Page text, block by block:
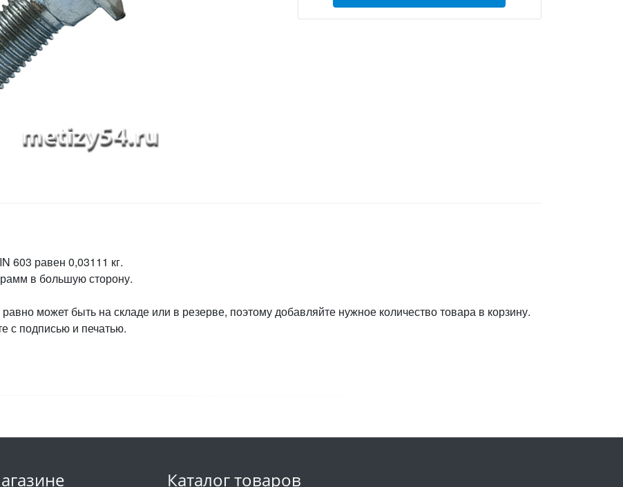
603 равен 0,03111 кг.
в большую сторону.
может быть на складе или в резерве, поэтому добавляйте нужное количество товара в корзину.
с подписью и печатью.
Каталог товаров